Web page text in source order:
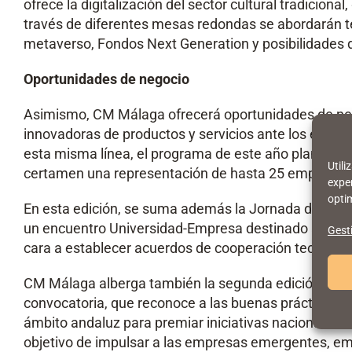
ofrece la digitalización del sector cultural
través de diferentes mesas redondas se abordarán
metaverso, Fondos Next Generation y posibilidades
Oportunidades de negocio
Asimismo, CM Málaga ofrecerá oportunidades de
innovadoras de productos y servicios ante los
esta misma línea, el programa de este año plantea
certamen una representación de hasta 25
En esta edición, se suma además la Jornada de
un encuentro Universidad-Empresa destinado a
cara a establecer acuerdos de cooperación
CM Málaga alberga también la segunda edición de
convocatoria, que reconoce a las buenas prácticas
ámbito andaluz para premiar iniciativas nacionales
objetivo de impulsar a las empresas emergentes,